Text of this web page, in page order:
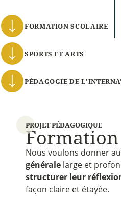
FORMATION SCOLAIRE
SPORTS ET ARTS
PÉDAGOGIE DE
PROJET PÉDAGOGIQUE
Formation
Nous voulons donner
générale large et
structurer leur
façon claire et étayée.